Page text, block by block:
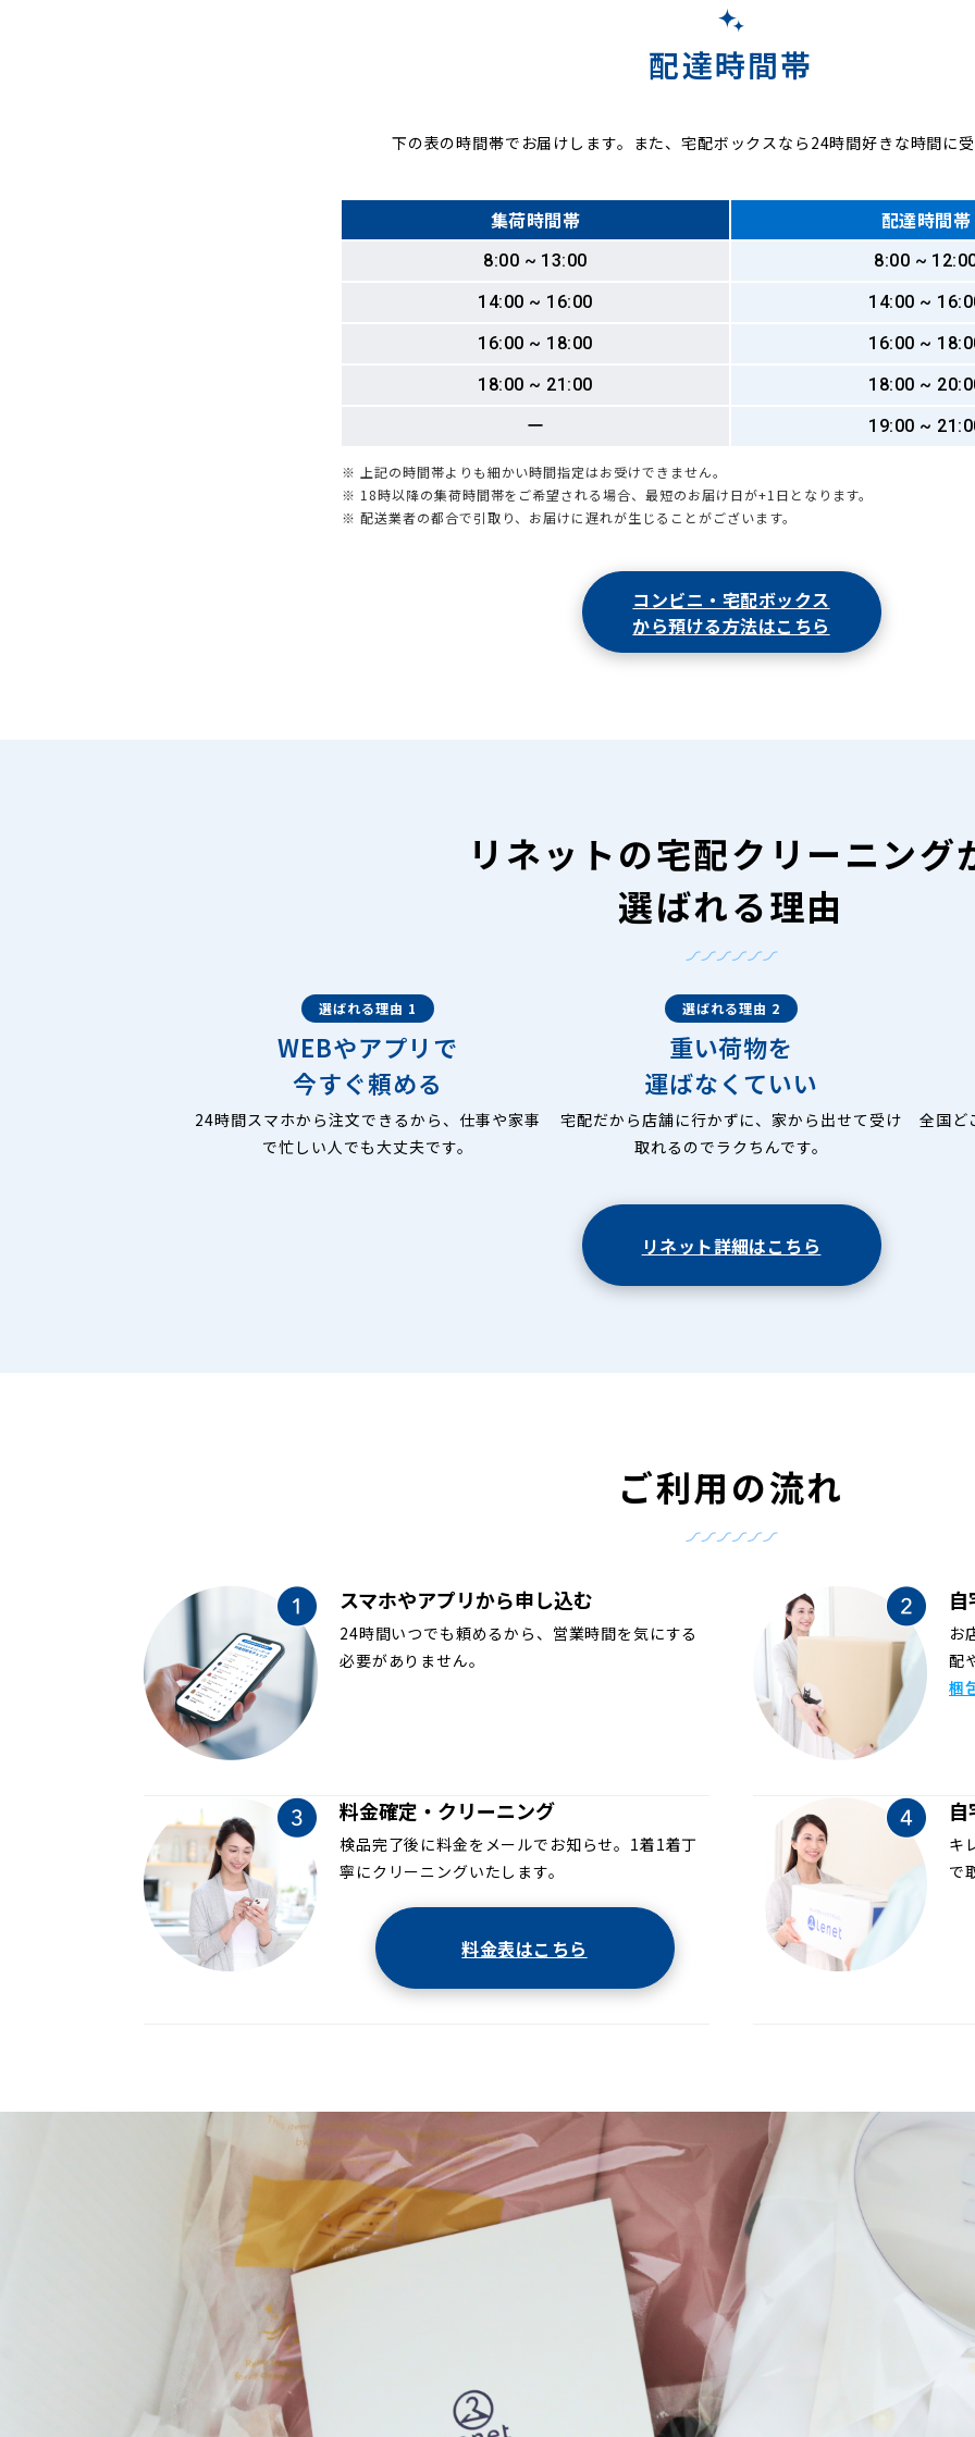
配達時間帯
下の表の時間帯でお届けします。また、宅配ボックスなら24時間好きな時間に
集荷時間帯 配達時間帯
8:00 ~ 13:00
8:00 ~
14:00 ~ 16:00
14:00 ~
16:00 ~ 18:00
16:00 ~
18:00 ~ 21:00
18:00 ~
ー
19:00 ~
※ 上記の時間帯よりも細かい時間指定はお受けできません。
※ 18時以降の集荷時間帯をご希望される場合、最短のお届け日が+1日となります。
※ 配送業者の都合で引取り、お届けに遅れが生じることがございます。
コンビニ・宅配ボックス
から預ける方法はこちら
リネットの宅配クリーニング
選ばれる理由
選ばれる理由 1
WEBやアプリで
今すぐ頼める
24時間スマホから注文できるから、仕事や家事
で忙しい人でも大丈夫です。
選ばれる理由 2
重い荷物を
運ばなくていい
宅配だから店舗に行かずに、家から出せて受け
取れるのでラクちんです。
全国ど
リネット詳細はこちら
ご利用の流れ
スマホやアプリから申し込む
24時間いつでも頼めるから、営業時間を気にする
必要がありません。
お
配
梱
料金確定・クリーニング
検品完了後に料金をメールでお知らせ。1着1着丁
寧にクリーニングいたします。
料金表はこちら
キ
で